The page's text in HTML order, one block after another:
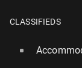
CLASSIFIEDS